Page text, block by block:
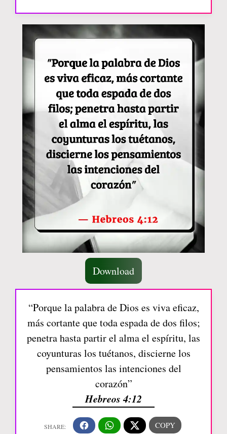
Download
“Porque la palabra de Dios es viva eficaz,
más cortante que toda espada de dos filos;
penetra hasta partir el alma el espíritu, las
coyunturas los tuétanos, discierne los
pensamientos las intenciones del
corazón”
Hebreos 4:12